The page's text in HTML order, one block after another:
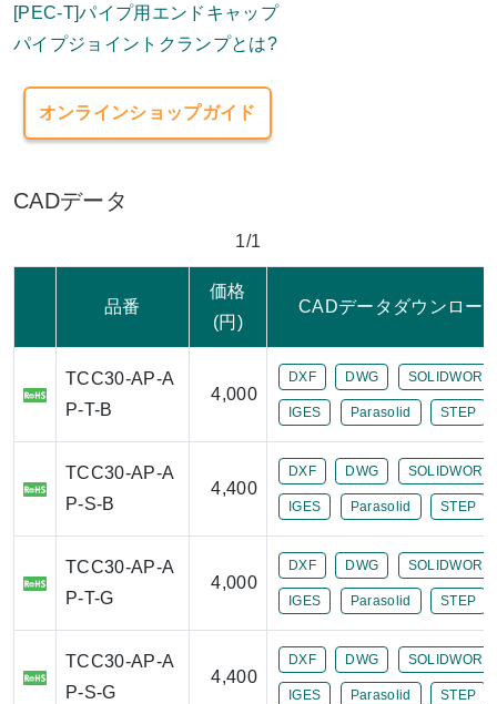
[PEC-T]パイプ用エンドキャップ
パイプジョイントクランプとは?
オンラインショップガイド
CADデータ
1/1
品番
価格
(円)
CADデータダウンロー
TCC30-AP-A
P-T-B
4,000
DXF DWG
IGES Parasolid STEP
TCC30-AP-A
P-S-B
4,400
DXF DWG
IGES Parasolid STEP
TCC30-AP-A
P-T-G
4,000
DXF DWG
IGES Parasolid STEP
TCC30-AP-A
P-S-G
4,400
DXF DWG
IGES Parasolid STEP